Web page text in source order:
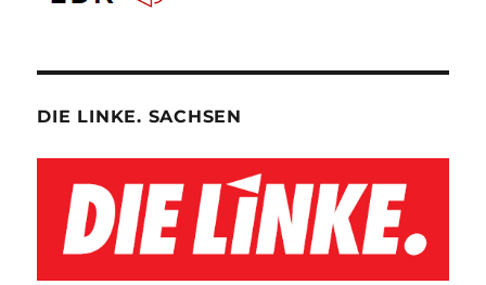
DIE LINKE. SACHSEN